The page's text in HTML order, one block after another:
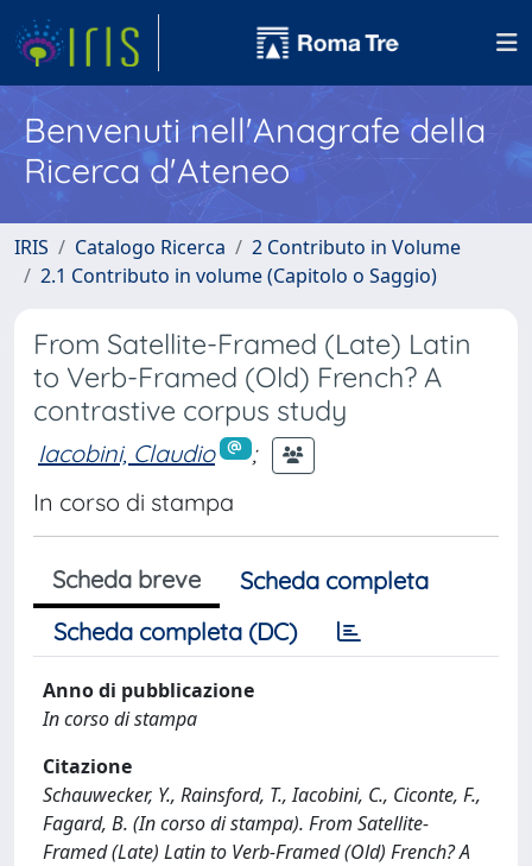
Benvenuti nell'Anagrafe della
Ricerca d'Ateneo
IRIS Catalogo Ricerca
2 Contributo in Volume
2.1 Contributo in volume (Capitolo o Saggio)
From Satellite-Framed (Late) Latin
to Verb-Framed (Old) French? A
contrastive corpus study
Iacobini, Claudio
;
In corso di stampa
Scheda breve
Scheda completa
Scheda completa (DC)
Anno di pubblicazione
In corso di stampa
Citazione
Schauwecker, Y., Rainsford, T., Iacobini, C., Ciconte, F.,
Fagard, B. (In corso di stampa). From Satellite-
Framed (Late) Latin to Verb-Framed (Old) French? A